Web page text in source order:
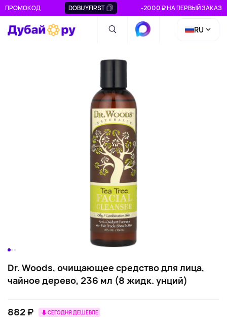
ПРОМОКОД DOBUYFIRST -2000 ₽ НА ПЕРВЫЙ ЗАКАЗ
RU
Dr. Woods, очищающее средство для лица,
чайное дерево, 236 мл (8 жидк. унций)
882 ₽ СЕГОДНЯ ДЕШЕВЛЕ